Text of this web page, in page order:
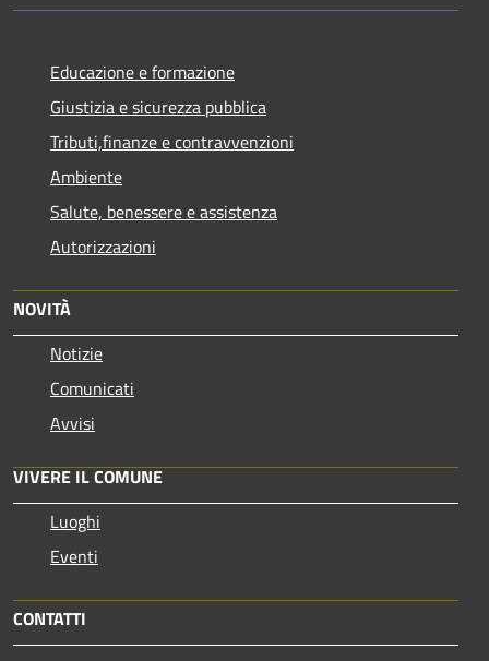
Educazione e formazione
Giustizia e sicurezza pubblica
Tributi,finanze e contravvenzioni
Ambiente
Salute, benessere e assistenza
Autorizzazioni
NOVITÀ
Notizie
Comunicati
Avvisi
VIVERE IL COMUNE
Luoghi
Eventi
CONTATTI